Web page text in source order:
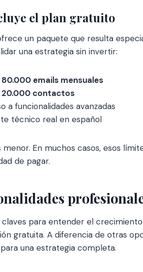
el plan gratuito
un paquete que resulta
una estrategia sin invertir:
80.000 emails mensuales
20.000 contactos
a funcionalidades avanzadas
técnico real en español
menor. En muchos casos, esos
de pagar.
claves para entender el
gratuita. A diferencia de otras
una estrategia completa.